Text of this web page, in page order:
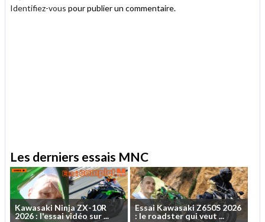
Identifiez-vous pour publier un commentaire.
Les derniers essais MNC
Kawasaki NinjaZX-10R
2026:l'essaividéo sur ...
Essai Kawasaki Z650S2026
:le roadsterquiveut...